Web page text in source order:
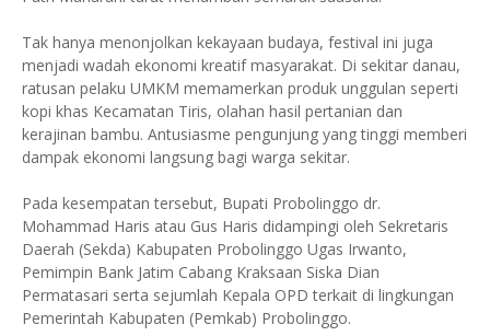
Tak hanya menonjolkan kekayaan budaya, festival ini juga
menjadi wadah ekonomi kreatif masyarakat. Di sekitar danau,
ratusan pelaku UMKM memamerkan produk unggulan seperti
kopi khas Kecamatan Tiris, olahan hasil pertanian dan
kerajinan bambu. Antusiasme pengunjung yang tinggi memberi
dampak ekonomi langsung bagi warga sekitar.
Pada kesempatan tersebut, Bupati Probolinggo dr.
Mohammad Haris atau Gus Haris didampingi oleh Sekretaris
Daerah (Sekda) Kabupaten Probolinggo Ugas Irwanto,
Pemimpin Bank Jatim Cabang Kraksaan Siska Dian
Permatasari serta sejumlah Kepala OPD terkait di lingkungan
Pemerintah Kabupaten (Pemkab) Probolinggo.